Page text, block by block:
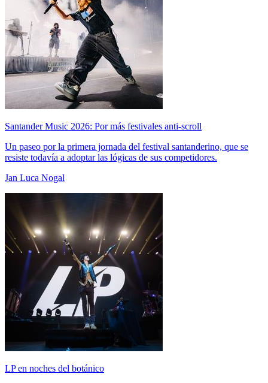
Santander Music 2026: Por más festivales anti-scroll
Un paseo por la primera jornada del festival santanderino, que se
resiste todavía a adoptar las lógicas de sus competidores.
Jan Luca Nogal
LP en noches del botánico